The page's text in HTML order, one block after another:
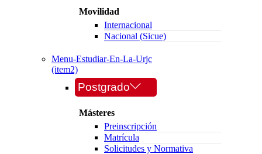
Movilidad
Internacional
Nacional (Sicue)
Menu-Estudiar-En-La-Urjc
(item2)
Postgrado
Másteres
Preinscripción
Matrícula
Solicitudes y Normativa